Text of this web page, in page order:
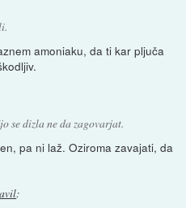
amoniaku, da ti kar pljuča
se dizla ne da zagovarjat.
pa ni laž. Oziroma zavajati, da
: